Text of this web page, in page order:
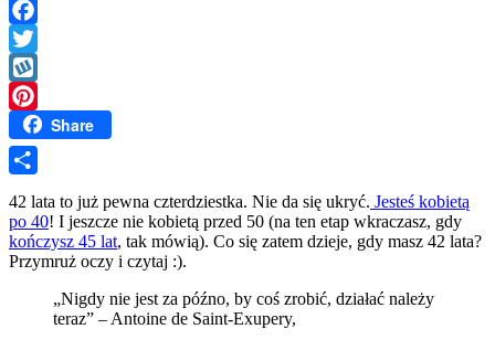
Facebook
Twitter
Wykop
PinterestShare
42 lata to już pewna czterdziestka. Nie da się ukryć. Jesteś kobietą
po 40! I jeszcze nie kobietą przed 50 (na ten etap wkraczasz, gdy
kończysz 45 lat, tak mówią). Co się zatem dzieje, gdy masz 42 lata?
Przymruż oczy i czytaj :).
„Nigdy nie jest za późno, by coś zrobić, działać należy
teraz” – Antoine de Saint-Exupery,